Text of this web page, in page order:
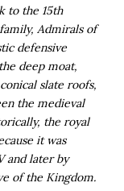
to the 15th
Admirals of
defensive
deep moat,
slate roofs,
the medieval
the royal
it was
and later by
of the Kingdom.